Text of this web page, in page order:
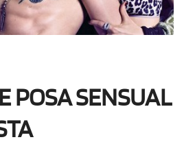
POSA SENSUAL